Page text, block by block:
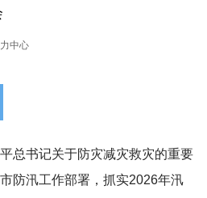
中心
总书记关于防灾减灾救灾的重要
防汛工作部署，抓实2026年汛